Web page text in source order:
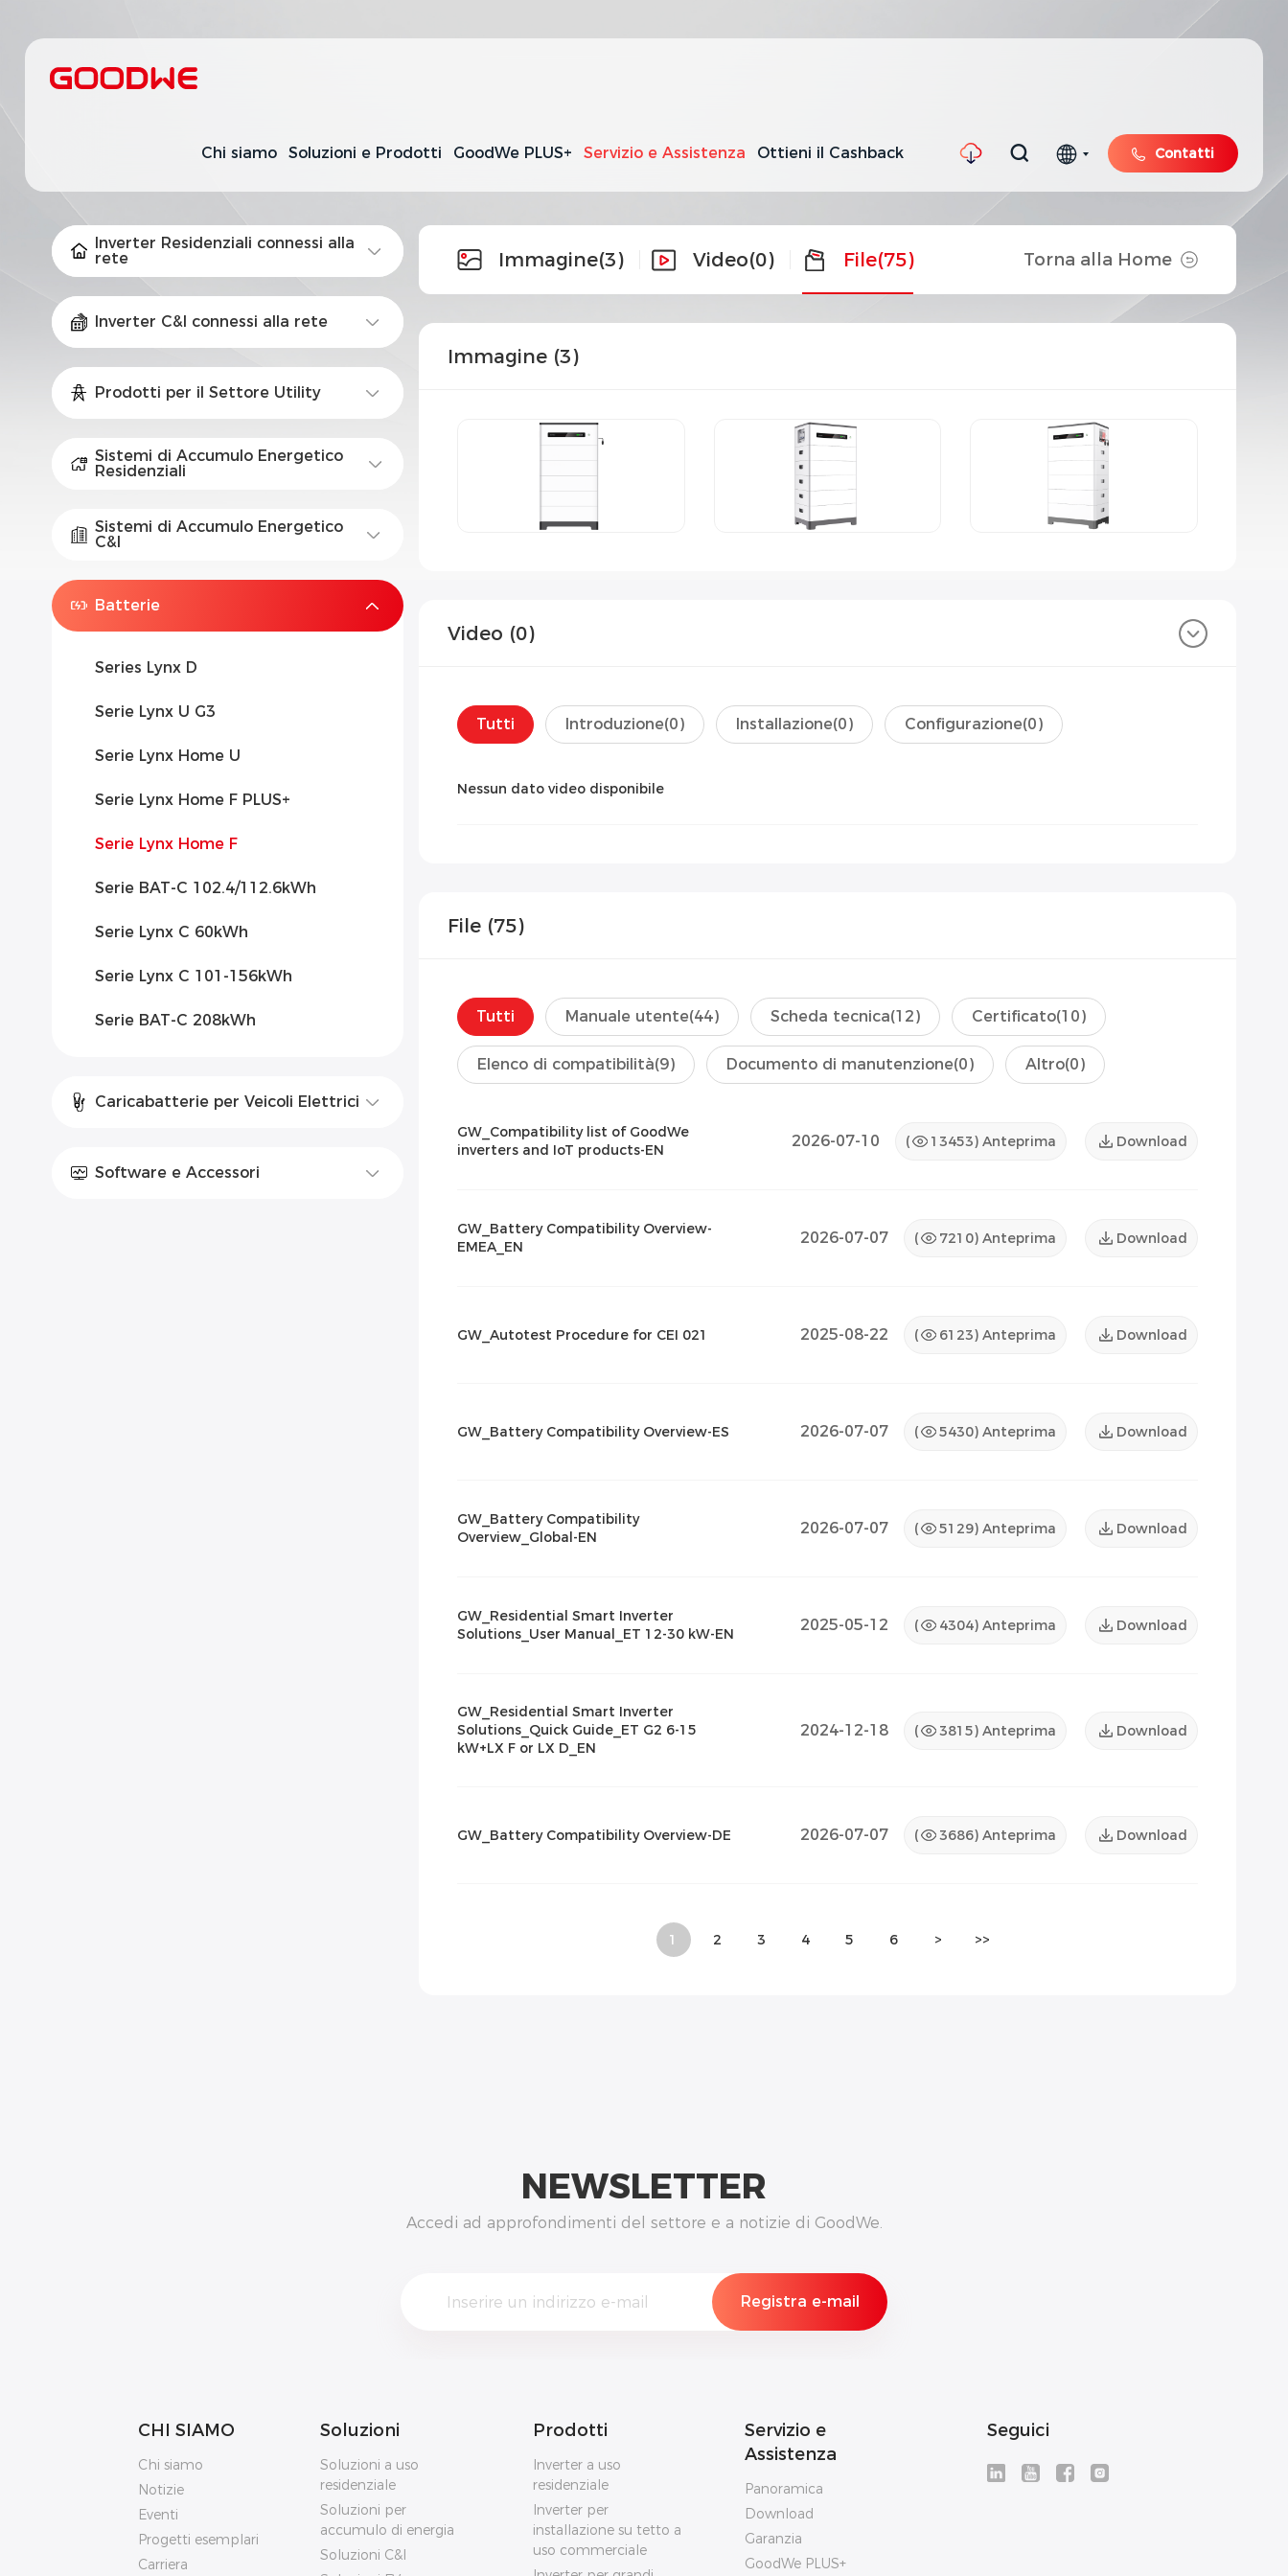
Chi siamo Soluzioni e Prodotti GoodWe PLUS+ Servizio e Assistenza Ottieni il Cashback Contatti
Inverter Residenziali connessi alla
rete
Inverter C&I connessi alla rete
Prodotti per il Settore Utility
Sistemi di Accumulo Energetico
Residenziali
Sistemi di Accumulo Energetico
C&I
Batterie
Series Lynx D
Serie Lynx U G3
Serie Lynx Home U
Serie Lynx Home F PLUS+
Serie Lynx Home F
Serie BAT-C 102.4/112.6kWh
Serie Lynx C 60kWh
Serie Lynx C 101-156kWh
Serie BAT-C 208kWh
Caricabatterie per Veicoli Elettrici
Software e Accessori
Immagine(3) Video(0) File(75) Torna alla Home
Immagine (3)
Video (0)
Tutti Introduzione(0) Installazione(0) Configurazione(0)
Nessun dato video disponibile
File (75)
Tutti Manuale utente(44) Scheda tecnica(12) Certificato(10)
Elenco di compatibilità(9) Documento di manutenzione(0) Altro(0)
GW_Compatibility list of GoodWe
inverters and IoT products-EN
2026-07-10 ( 13453) Anteprima Download
GW_Battery Compatibility Overview-
EMEA_EN
2026-07-07 ( 7210) Anteprima Download
GW_Autotest Procedure for CEI 021 2025-08-22 ( 6123) Anteprima Download
GW_Battery Compatibility Overview-ES 2026-07-07 ( 5430) Anteprima Download
GW_Battery Compatibility
Overview_Global-EN
2026-07-07 ( 5129) Anteprima Download
GW_Residential Smart Inverter
Solutions_User Manual_ET 12-30 kW-EN
2025-05-12 ( 4304) Anteprima Download
GW_Residential Smart Inverter
Solutions_Quick Guide_ET G2 6-15
kW+LX F or LX D_EN
2024-12-18 ( 3815) Anteprima Download
GW_Battery Compatibility Overview-DE 2026-07-07 ( 3686) Anteprima Download
1 2 3 4 5 6 > >>
NEWSLETTER
Accedi ad approfondimenti del settore e a notizie di GoodWe.
CHI SIAMO
Chi siamo
Notizie
Eventi
Progetti esemplari
Carriera
Soluzioni
Soluzioni a uso
residenziale
Soluzioni per
accumulo di energia
Soluzioni C&I
Prodotti
Inverter a uso
residenziale
Inverter per
installazione su tetto a
uso commerciale
Servizio e
Assistenza
Panoramica
Download
Garanzia
GoodWe PLUS+
Seguici